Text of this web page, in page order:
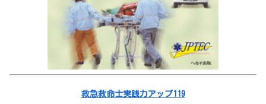
救急救命士実践力アップ119